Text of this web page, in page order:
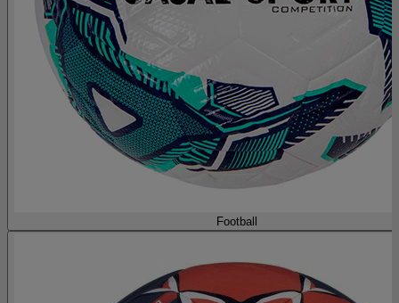
Football